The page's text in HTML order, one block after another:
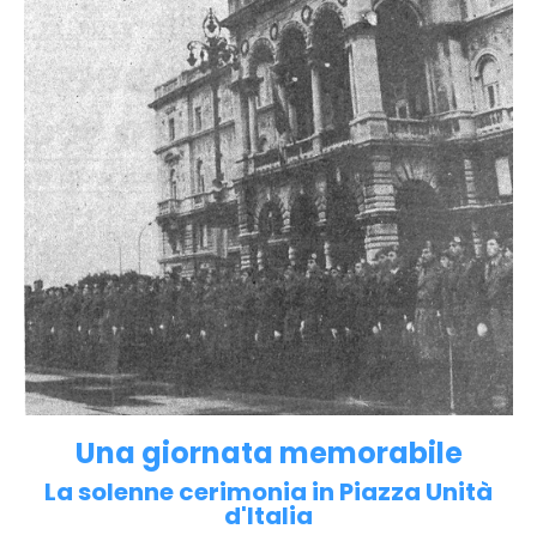
Una giornata memorabile
La solenne cerimonia in Piazza Unità
d'Italia